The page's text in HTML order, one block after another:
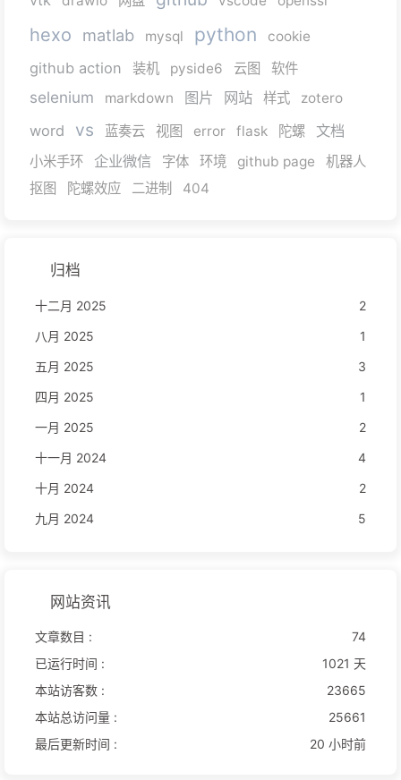
hexo matlab mysql python cookie
github action 装机 pyside6 云图 软件
selenium markdown 图片 网站 样式 zotero
word vs 蓝奏云 视图 error flask 陀螺 文档
小米手环 企业微信 字体 环境 github page
机器人
抠图
陀螺效应 二进制 404
归档
十二月 2025
2
八月 2025
1
五月 2025
3
四月 2025
1
一月 2025
2
十一月 2024
4
十月 2024
2
九月 2024
5
网站资讯
文章数目 :
74
已运行时间 :
1021 天
本站访客数 :
23665
本站总访问量 :
25661
最后更新时间 :
20 小时前